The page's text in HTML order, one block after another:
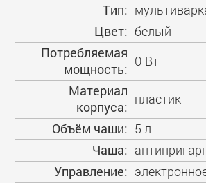
Тип:
Цвет: белый
Потребляемая
мощность:
0 Вт
Материал
корпуса:
пластик
Объём чаши: 5 л
Чаша:
Управление: